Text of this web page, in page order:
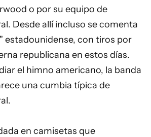
o por su equipo de
Desde allí incluso se comenta
estadounidense, con tiros por
republicana en estos días.
el himno americano, la banda
una cumbia típica de
en camisetas que